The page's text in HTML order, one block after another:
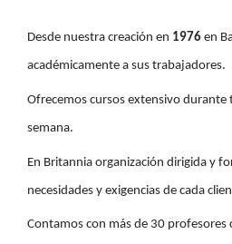
Desde nuestra creación en 1976 en
académicamente a sus trabajadores.
Ofrecemos cursos extensivo durante
semana.
En Britannia organización dirigida y
necesidades y exigencias de cada
Contamos con más de 30